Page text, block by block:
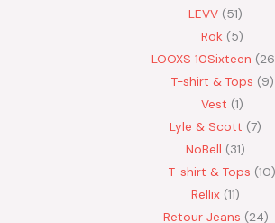
LEVV 51
Rok
5
LOOXS 10Sixteen
26
T-shirt & Tops 9
Vest 1
Lyle & Scott 7
NoBell
31
T-shirt & Tops 10
Rellix 11
Retour Jeans 24